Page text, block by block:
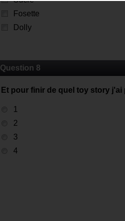
Fosette
Dolly
Question 8
Et pour finir de quel toy story j'ai
1
2
3
4